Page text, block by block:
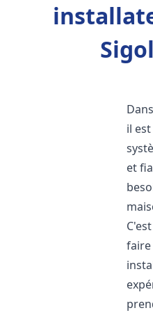
il
et
faire